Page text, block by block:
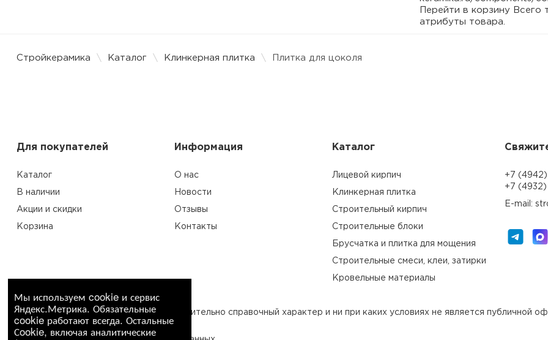
Мы используем cookie и сервис
Яндекс.Метрика. Обязательные
cookie работают всегда. Остальные
Сookie, включая аналитические
Перейти в корзину
Всего
атрибуты товара.
Стройкерамика \ Каталог \ Клинкерная плитка \ Плитка для цоколя
Для покупателей
Каталог
В наличии
Акции и скидки
Корзина
Информация
О нас
Новости
Отзывы
Контакты
Каталог
Лицевой кирпич
Клинкерная плитка
Строительный кирпич
Строительные блоки
Брусчатка и плитка для мощения
Строительные смеси, клеи, затирки
Кровельные материалы
+7
+7
E-mail:
Вся информация на сайте носит исключительно справочный характер и ни при каких условиях не является публичной
Политика конфиденциальности